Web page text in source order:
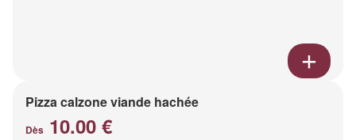
Pizza calzone viande hachée
Dès 10.00 €